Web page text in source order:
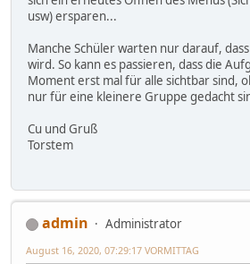
usw) ersparen...
Manche Schüler warten nur darauf,
wird. So kann es passieren, dass die
Moment erst mal für alle sichtbar sind,
nur für eine kleinere Gruppe gedacht
Cu und Gruß
Torstem
admin
Administrator
August 16, 2020, 07:29:17 VORMITTAG